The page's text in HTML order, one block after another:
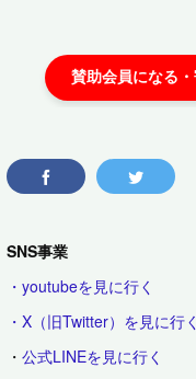
SNS事業
・youtubeを見に行く
・X（旧Twitter）を見に行く
・ 公式LINEを見に行く